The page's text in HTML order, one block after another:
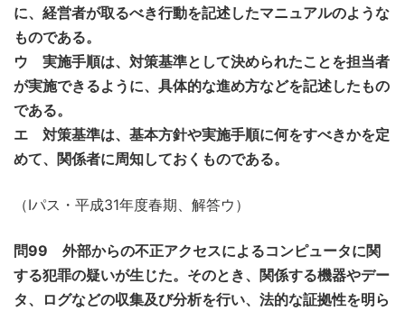
に、経営者が取るべき行動を記述したマニュアルのような
ものである。
ウ 実施手順は、対策基準として決められたことを担当者
が実施できるように、具体的な進め方などを記述したもの
である。
エ 対策基準は、基本方針や実施手順に何をすべきかを定
めて、関係者に周知しておくものである。
（Iパス・平成31年度春期、解答ウ）
問99 外部からの不正アクセスによるコンピュータに関
する犯罪の疑いが生じた。そのとき、関係する機器やデー
タ、ログなどの収集及び分析を行い、法的な証拠性を明ら